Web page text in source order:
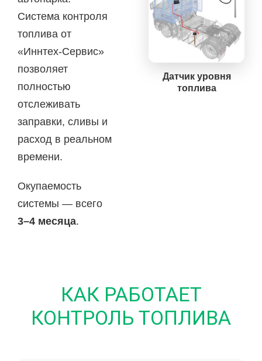
Система контроля
топлива от
«Иннтех-Сервис»
позволяет
полностью
отслеживать
заправки, сливы и
расход в реальном
времени.
Окупаемость
системы — всего
3–4 месяца.
Датчик уровня
топлива
КАК РАБОТАЕТ
КОНТРОЛЬ ТОПЛИВА